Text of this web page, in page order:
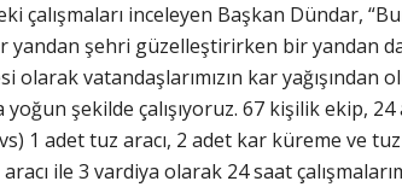
çalışmaları inceleyen Başkan Dündar,
yandan şehri güzelleştirirken bir yandan
olarak vatandaşlarımızın kar yağışından
şekilde çalışıyoruz. 67 kişilik ekip, 24
1 adet tuz aracı, 2 adet kar küreme ve
ile 3 vardiya olarak 24 saat